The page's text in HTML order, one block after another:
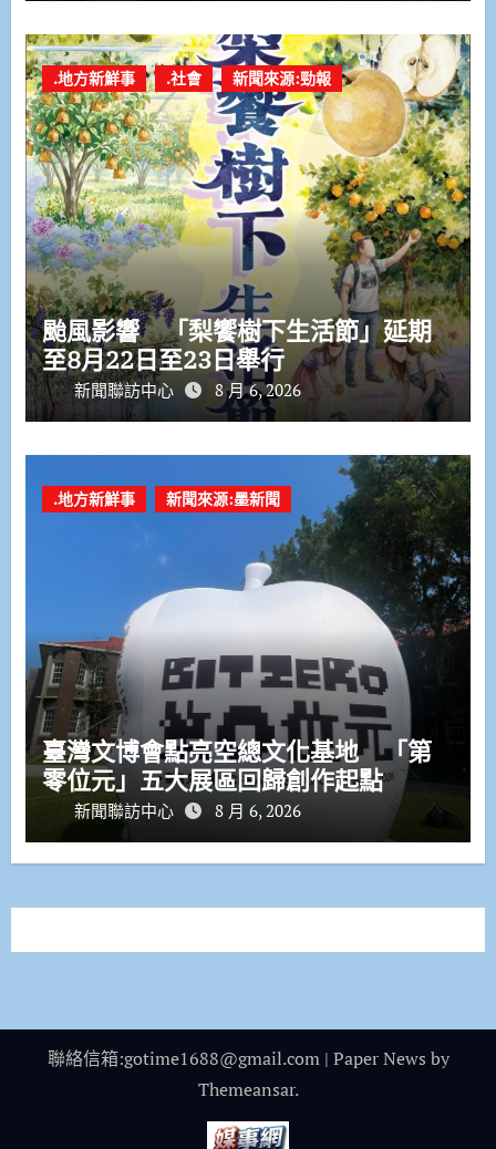
.地方新鮮事 .社會 新聞來源:勁報
颱風影響 「梨饗樹下生活節」延期
至8月22日至23日舉行
新聞聯訪中心 8 月 6, 2026
.地方新鮮事 新聞來源:墨新聞
臺灣文博會點亮空總文化基地 「第
零位元」五大展區回歸創作起點
新聞聯訪中心 8 月 6, 2026
聯絡信箱:gotime1688@gmail.com | Paper News by
Themeansar.